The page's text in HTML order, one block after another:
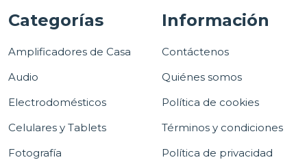
Categorías
Amplificadores de Casa
Audio
Electrodomésticos
Celulares y Tablets
Fotografía
Información
Contáctenos
Quiénes somos
Política de cookies
Términos y condiciones
Política de privacidad